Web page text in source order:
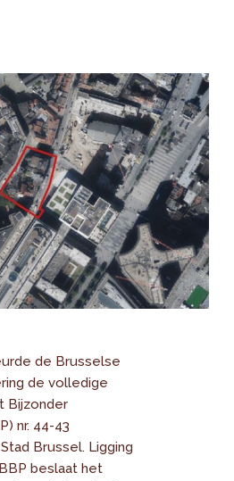
de Brusselse
de volledige
Bijzonder
nr. 44-43
Brussel. Ligging
beslaat het